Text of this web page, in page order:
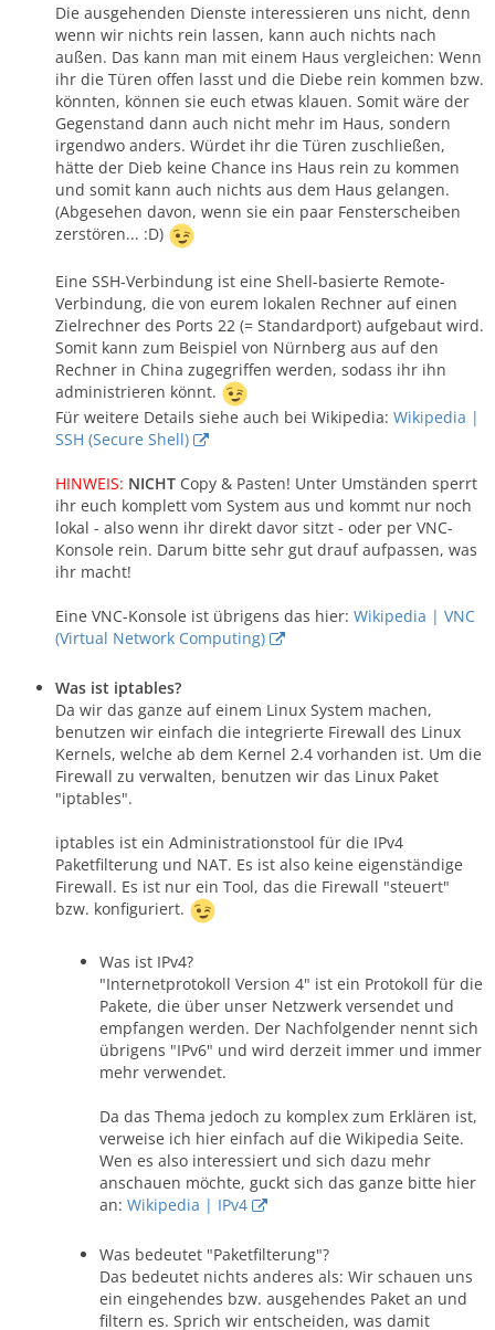
Die ausgehenden Dienste interessieren uns nicht, denn
wenn wir nichts rein lassen, kann auch nichts nach
außen. Das kann man mit einem Haus vergleichen: Wenn
ihr die Türen offen lasst und die Diebe rein kommen bzw.
könnten, können sie euch etwas klauen. Somit wäre der
Gegenstand dann auch nicht mehr im Haus, sondern
irgendwo anders. Würdet ihr die Türen zuschließen,
hätte der Dieb keine Chance ins Haus rein zu kommen
und somit kann auch nichts aus dem Haus gelangen.
(Abgesehen davon, wenn sie ein paar Fensterscheiben
zerstören... :D)
Eine SSH-Verbindung ist eine Shell-basierte Remote-
Verbindung, die von eurem lokalen Rechner auf einen
Zielrechner des Ports 22 (= Standardport) aufgebaut wird.
Somit kann zum Beispiel von Nürnberg aus auf den
Rechner in China zugegriffen werden, sodass ihr ihn
administrieren könnt.
Für weitere Details siehe auch bei Wikipedia: Wikipedia |
SSH (Secure Shell)
HINWEIS: NICHT Copy & Pasten! Unter Umständen sperrt
ihr euch komplett vom System aus und kommt nur noch
lokal - also wenn ihr direkt davor sitzt - oder per VNC-
Konsole rein. Darum bitte sehr gut drauf aufpassen, was
ihr macht!
Eine VNC-Konsole ist übrigens das hier: Wikipedia | VNC
(Virtual Network Computing)
Was ist iptables?
Da wir das ganze auf einem Linux System machen,
benutzen wir einfach die integrierte Firewall des Linux
Kernels, welche ab dem Kernel 2.4 vorhanden ist. Um die
Firewall zu verwalten, benutzen wir das Linux Paket
"iptables".
iptables ist ein Administrationstool für die IPv4
Paketfilterung und NAT. Es ist also keine eigenständige
Firewall. Es ist nur ein Tool, das die Firewall "steuert"
bzw. konfiguriert.
Was ist IPv4?
"Internetprotokoll Version 4" ist ein Protokoll für die
Pakete, die über unser Netzwerk versendet und
empfangen werden. Der Nachfolgender nennt sich
übrigens "IPv6" und wird derzeit immer und immer
mehr verwendet.
Da das Thema jedoch zu komplex zum Erklären ist,
verweise ich hier einfach auf die Wikipedia Seite.
Wen es also interessiert und sich dazu mehr
anschauen möchte, guckt sich das ganze bitte hier
an: Wikipedia | IPv4
Was bedeutet "Paketfilterung"?
Das bedeutet nichts anderes als: Wir schauen uns
ein eingehendes bzw. ausgehendes Paket an und
filtern es. Sprich wir entscheiden, was damit